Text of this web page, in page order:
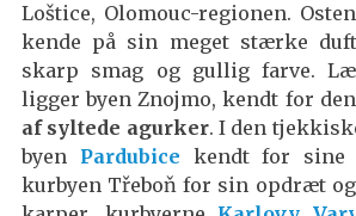
Loštice, Olomouc-regionen.
kende på sin meget stærke
skarp smag og gullig farve.
ligger byen Znojmo, kendt for den
af syltede agurker. I den
byen Pardubice kendt for
kurbyen Třeboň for sin opdræt